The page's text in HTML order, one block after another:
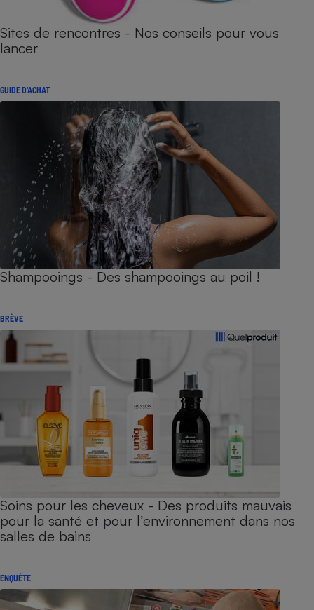
Sites de rencontres - Nos conseils pour vous
lancer
GUIDE D'ACHAT
Shampooings - Des shampooings au poil !
BRÈVE
Soins pour les cheveux - Des produits mauvais
pour la santé et pour l’environnement dans nos
salles de bains
ENQUÊTE